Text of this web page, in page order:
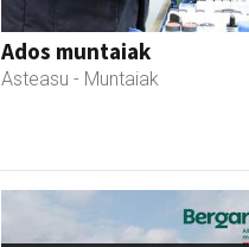
Ados muntaiak
Asteasu - Muntaiak